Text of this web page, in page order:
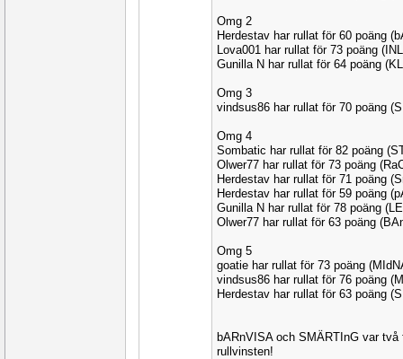
Omg 2
Herdestav har rullat för 60 poäng
Lova001 har rullat för 73 poäng
Gunilla N har rullat för 64 poäng
Omg 3
vindsus86 har rullat för 70 poäng
Omg 4
Sombatic har rullat för 82 poäng
Olwer77 har rullat för 73 poäng
Herdestav har rullat för 71 poäng
Herdestav har rullat för 59 poäng
Gunilla N har rullat för 78 poäng
Olwer77 har rullat för 63 poäng
Omg 5
goatie har rullat för 73 poäng
vindsus86 har rullat för 76 poäng
Herdestav har rullat för 63 poäng
bARnVISA och SMÄRTInG var
rullvinsten!